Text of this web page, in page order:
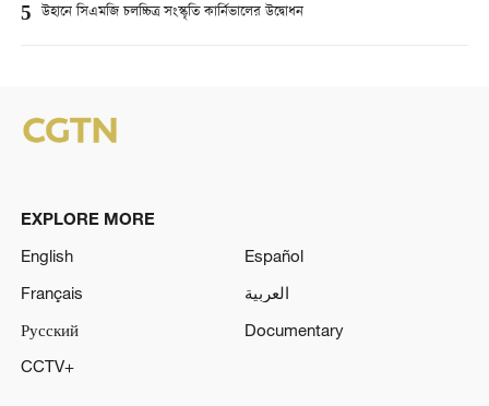
5 উহানে সিএমজি চলচ্চিত্র সংস্কৃতি কার্নিভালের উদ্বোধন
EXPLORE MORE
English
Español
Français
العربية
Русский
Documentary
CCTV+